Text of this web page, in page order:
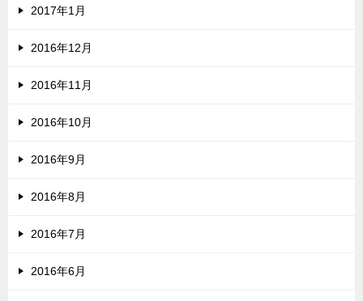
2017年1月
2016年12月
2016年11月
2016年10月
2016年9月
2016年8月
2016年7月
2016年6月